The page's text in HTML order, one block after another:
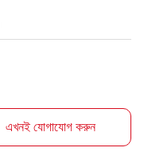
এখনই যোগাযোগ করুন